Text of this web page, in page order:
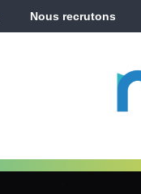
Nous recrutons